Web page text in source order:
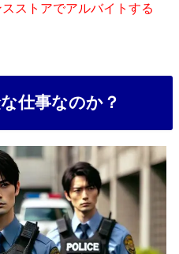
ストアでアルバイトする
仕事なのか？